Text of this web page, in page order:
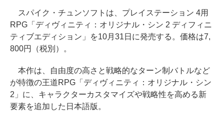
スパイク・チュンソフトは、プレイステーション 4用
RPG「ディヴィニティ：オリジナル・シン 2 ディフィニ
ティブエディション」を10月31日に発売する。価格は7,
800円（税別）。
本作は、自由度の高さと戦略的なターン制バトルなど
が特徴の王道RPG「ディヴィニティ：オリジナル・シン
2」に、キャラクターカスタマイズや戦略性を高める新
要素を追加した日本語版。